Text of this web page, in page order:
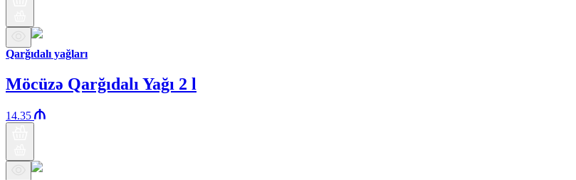
Qarğıdalı yağları
Möcüzə Qarğıdalı Yağı 2 l
14.35